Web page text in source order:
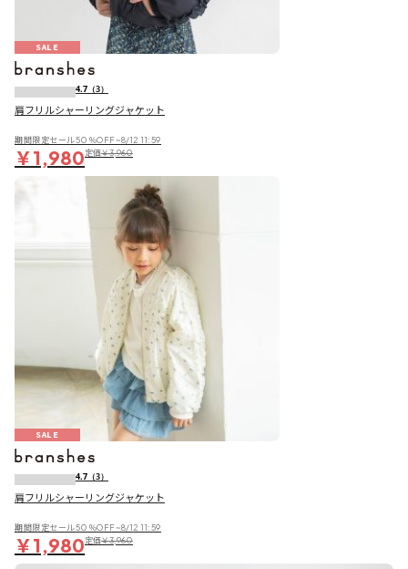
SALE
4.7 （3）
肩フリルシャーリングジャケット
期間限定セール50％OFF~8/12 11:59
￥1,980定価￥3,960
SALE
4.7 （3）
肩フリルシャーリングジャケット
期間限定セール50％OFF~8/12 11:59
￥1,980定価￥3,960